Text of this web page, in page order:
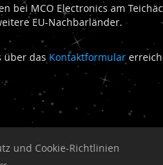
MCO Electronics am
EU-Nachbarländer.
über das Kontaktformular
und Cookie-Richtlinien